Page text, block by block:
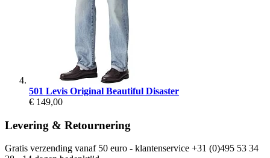
501 Levis Original Beautiful Disaster
€ 149,00
Levering & Retournering
Gratis verzending vanaf 50 euro - klantenservice +31 (0)495 53 34